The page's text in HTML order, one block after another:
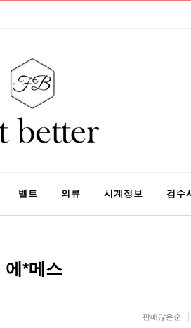
벨트 의류 시계정보 검수
에*메스
판매많은순